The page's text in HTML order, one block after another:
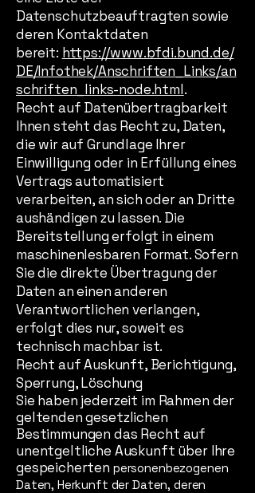
Datenschutzbeauftragten sowie
deren Kontaktdaten
bereit: https://www.bfdi.bund.de/
DE/Infothek/Anschriften_Links/an
schriften_links-node.html.
Recht auf Datenübertragbarkeit
Ihnen steht das Recht zu, Daten,
die wir auf Grundlage Ihrer
Einwilligung oder in Erfüllung eines
Vertrags automatisiert
verarbeiten, an sich oder an Dritte
aushändigen zu lassen. Die
Bereitstellung erfolgt in einem
maschinenlesbaren Format. Sofern
Sie die direkte Übertragung der
Daten an einen anderen
Verantwortlichen verlangen,
erfolgt dies nur, soweit es
technisch machbar ist.
Recht auf Auskunft, Berichtigung,
Sperrung, Löschung
Sie haben jederzeit im Rahmen der
geltenden gesetzlichen
Bestimmungen das Recht auf
unentgeltliche Auskunft über Ihre
gespeicherten personenbezogenen
Daten, Herkunft der Daten, deren